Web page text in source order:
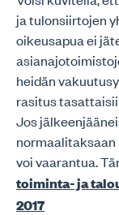
ja tulonsiirtojen
oikeusapua ei
heidän
rasitus
Jos
normaalitaksaan
voi vaarantua.
toiminta- ja
2017